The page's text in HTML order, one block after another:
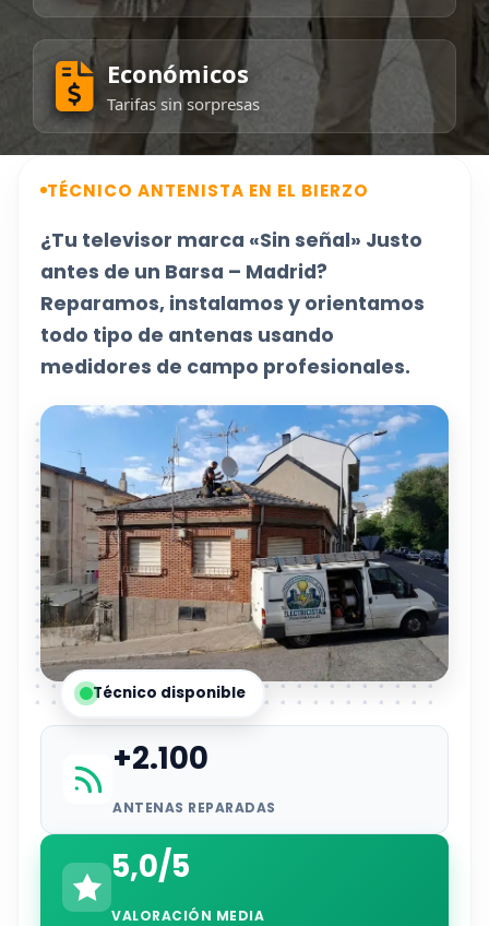
Económicos
Tarifas sin sorpresas
TÉCNICO ANTENISTA EN EL BIERZO
¿Tu televisor marca «Sin señal» Justo
antes de un Barsa – Madrid?
Reparamos, instalamos y orientamos
todo tipo de antenas usando
medidores de campo profesionales.
Técnico disponible
+2.100
ANTENAS REPARADAS
5,0/5
VALORACIÓN MEDIA